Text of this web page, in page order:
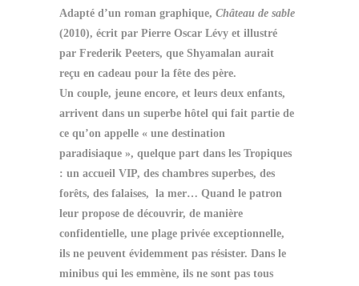
Adapté d’un roman graphique, Château de sable
(2010), écrit par Pierre Oscar Lévy et illustré
par Frederik Peeters, que Shyamalan aurait
reçu en cadeau pour la fête des père.
Un couple, jeune encore, et leurs deux enfants,
arrivent dans un superbe hôtel qui fait partie de
ce qu’on appelle « une destination
paradisiaque », quelque part dans les Tropiques
: un accueil VIP, des chambres superbes, des
forêts, des falaises, la mer… Quand le patron
leur propose de découvrir, de manière
confidentielle, une plage privée exceptionnelle,
ils ne peuvent évidemment pas résister. Dans le
minibus qui les emmène, ils ne sont pas tous